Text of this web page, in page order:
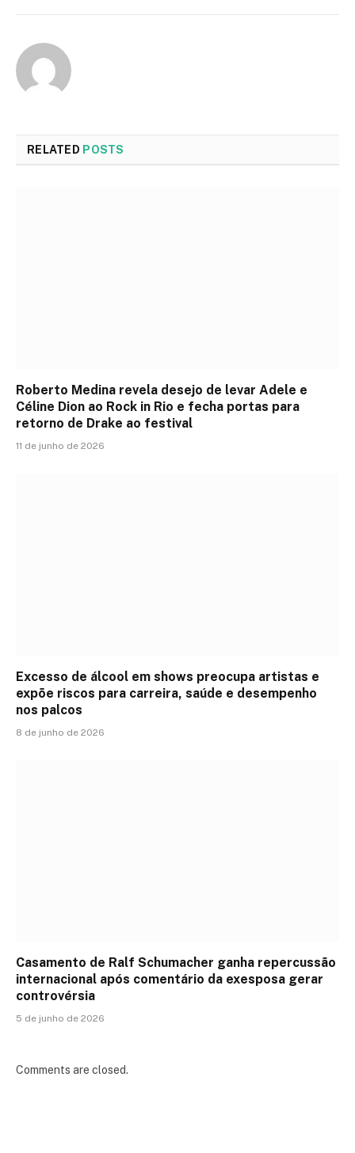
RELATED POSTS
Roberto Medina revela desejo de levar Adele e
Céline Dion ao Rock in Rio e fecha portas para
retorno de Drake ao festival
11 de junho de 2026
Excesso de álcool em shows preocupa artistas e
expõe riscos para carreira, saúde e desempenho
nos palcos
8 de junho de 2026
Casamento de Ralf Schumacher ganha repercussão
internacional após comentário da exesposa gerar
controvérsia
5 de junho de 2026
Comments are closed.